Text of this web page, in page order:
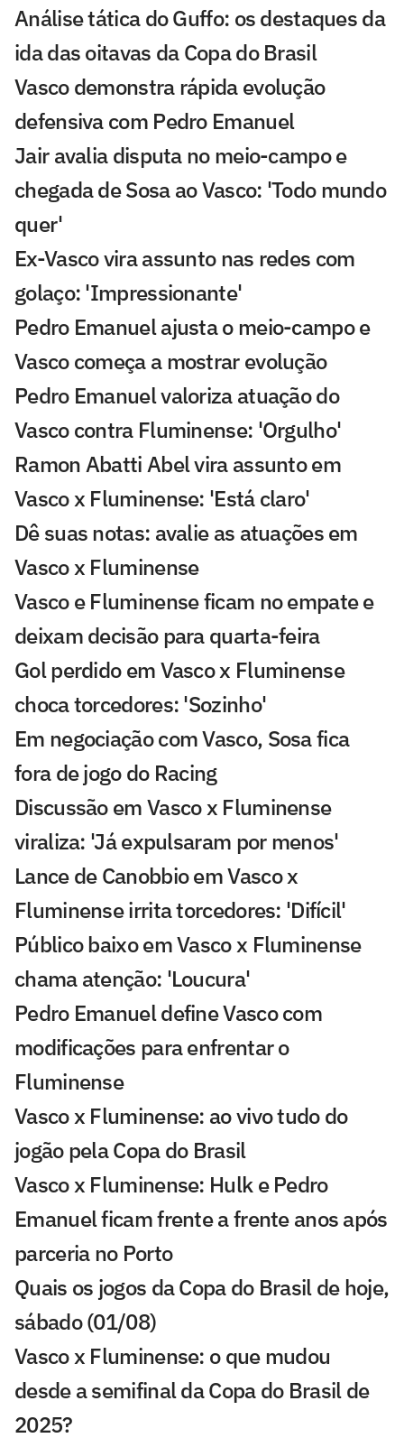
Análise tática do Guffo: os destaques da
ida das oitavas da Copa do Brasil
Vasco demonstra rápida evolução
defensiva com Pedro Emanuel
Jair avalia disputa no meio-campo e
chegada de Sosa ao Vasco: 'Todo mundo
quer'
Ex-Vasco vira assunto nas redes com
golaço: 'Impressionante'
Pedro Emanuel ajusta o meio-campo e
Vasco começa a mostrar evolução
Pedro Emanuel valoriza atuação do
Vasco contra Fluminense: 'Orgulho'
Ramon Abatti Abel vira assunto em
Vasco x Fluminense: 'Está claro'
Dê suas notas: avalie as atuações em
Vasco x Fluminense
Vasco e Fluminense ficam no empate e
deixam decisão para quarta-feira
Gol perdido em Vasco x Fluminense
choca torcedores: 'Sozinho'
Em negociação com Vasco, Sosa fica
fora de jogo do Racing
Discussão em Vasco x Fluminense
viraliza: 'Já expulsaram por menos'
Lance de Canobbio em Vasco x
Fluminense irrita torcedores: 'Difícil'
Público baixo em Vasco x Fluminense
chama atenção: 'Loucura'
Pedro Emanuel define Vasco com
modificações para enfrentar o
Fluminense
Vasco x Fluminense: ao vivo tudo do
jogão pela Copa do Brasil
Vasco x Fluminense: Hulk e Pedro
Emanuel ficam frente a frente anos após
parceria no Porto
Quais os jogos da Copa do Brasil de hoje,
sábado (01/08)
Vasco x Fluminense: o que mudou
desde a semifinal da Copa do Brasil de
2025?